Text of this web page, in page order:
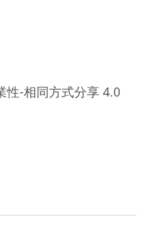
性-相同方式分享 4.0